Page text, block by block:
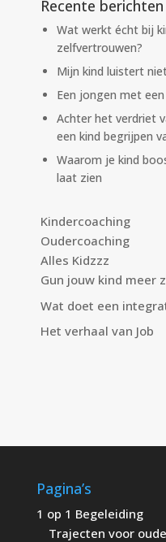
Recente berichten
Wat werkt écht bij
zelfvertrouwen?
Mijn kind luistert
Een jongen met
Achter het verdriet
een kind begrijpen
Waarom je kind
laat zien
Kindercoaching
Oudercoaching
Alles Kidzzz
Gun jouw kind meer
Wat doet een
Het verhaal van Job
Pagina’s
1 op 1 Begeleiding
Trajecten voor